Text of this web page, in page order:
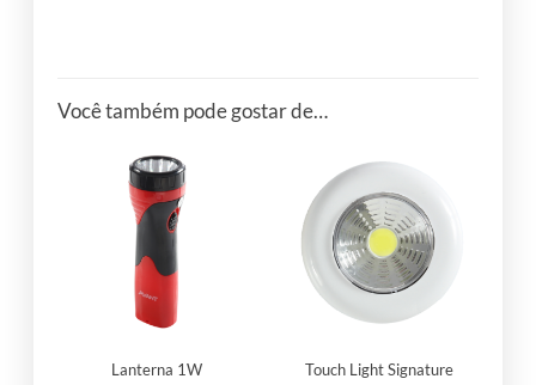
Você também pode gostar de…
Lanterna 1W Touch Light Signature